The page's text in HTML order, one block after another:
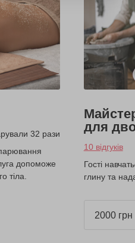
32 рази
допоможе
тіла.
для
10 відгуків
Гості
глину та
2000 грн